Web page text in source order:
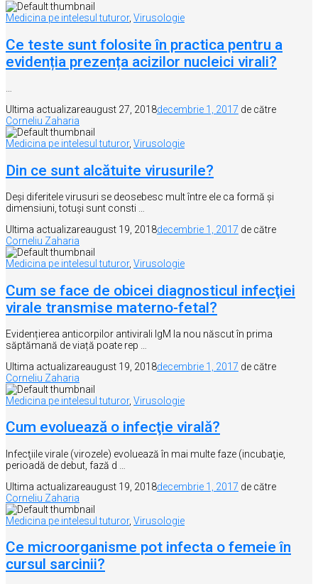
Medicina pe intelesul tuturor, Virusologie
Ce teste sunt folosite în practica pentru a
evidenția prezența acizilor nucleici virali?
…
Ultima actualizareaugust 27, 2018decembrie 1, 2017 de către
Corneliu Zaharia
Medicina pe intelesul tuturor, Virusologie
Din ce sunt alcătuite virusurile?
Deși diferitele virusuri se deosebesc mult între ele ca formă şi
dimensiuni, totuși sunt consti …
Ultima actualizareaugust 19, 2018decembrie 1, 2017 de către
Corneliu Zaharia
Medicina pe intelesul tuturor, Virusologie
Cum se face de obicei diagnosticul infecţiei
virale transmise materno-fetal?
Evidențierea anticorpilor antivirali IgM la nou născut în prima
săptămană de viață poate rep …
Ultima actualizareaugust 19, 2018decembrie 1, 2017 de către
Corneliu Zaharia
Medicina pe intelesul tuturor, Virusologie
Cum evoluează o infecţie virală?
Infecţiile virale (virozele) evoluează în mai multe faze (incubaţie,
perioadă de debut, fază d …
Ultima actualizareaugust 19, 2018decembrie 1, 2017 de către
Corneliu Zaharia
Medicina pe intelesul tuturor, Virusologie
Ce microorganisme pot infecta o femeie în
cursul sarcinii?